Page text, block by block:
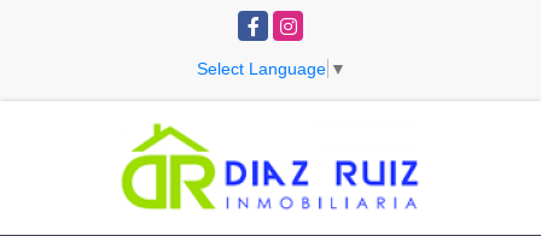
FacebookInstagram
Select Language ▼